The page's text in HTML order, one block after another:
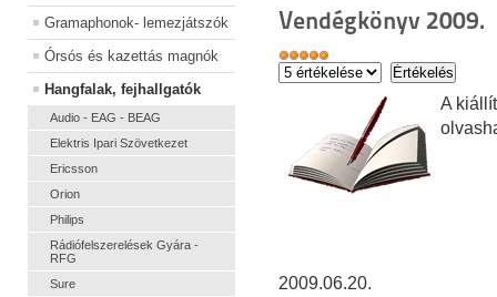
Gramaphonok- lemezjátszók
Órsós és kazettás magnók
Hangfalak, fejhallgatók
Audio - EAG - BEAG
Elektris Ipari Szövetkezet
Ericsson
Orion
Philips
Rádiófelszerelések Gyára -
RFG
Sure
Vendégkönyv 2009.
A
2009.06.20.